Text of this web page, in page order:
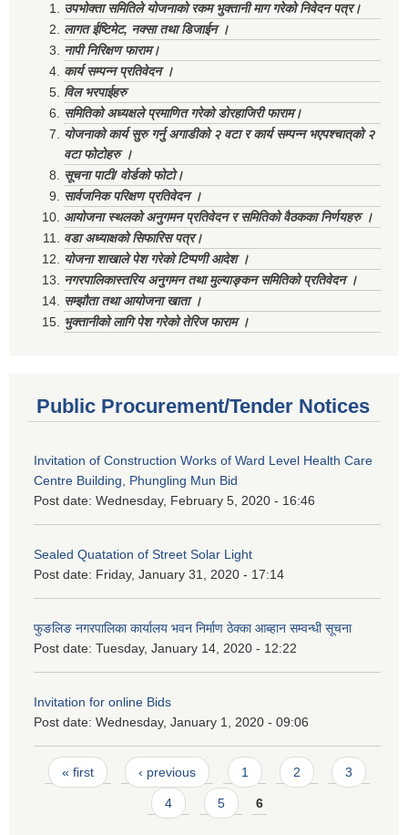
उपभोक्ता समितिले योजनाको रकम भुक्तानी माग गरेको निवेदन पत्र।
लागत ईष्टिमेट, नक्सा तथा डिजाईन ।
नापी निरिक्षण फाराम।
कार्य सम्पन्न प्रतिवेदन ।
विल भरपाईहरु
समितिको अध्यक्षले प्रमाणित गरेको डोरहाजिरी फाराम।
योजनाको कार्य सुरु गर्नु अगाडीको २ वटा र कार्य सम्पन्न भएपश्चात्‌को २
वटा फोटोहरु ।
सूचना पाटी/ वोर्डको फोटो।
सार्वजनिक परिक्षण प्रतिवेदन ।
आयोजना स्थलको अनुगमन प्रतिवेदन र समितिको वैठकका निर्णयहरु ।
वडा अध्याक्षको सिफारिस पत्र।
योजना शाखाले पेश गरेको टिप्पणी आदेश ।
नगरपालिकास्तरिय अनुगमन तथा मुल्याङ्कन समितिको प्रतिवेदन ।
सम्झौता तथा आयोजना खाता ।
भुक्तानीको लागि पेश गरेको तेरिज फाराम ।
Public Procurement/Tender Notices
Invitation of Construction Works of Ward Level Health Care
Centre Building, Phungling Mun Bid
Post date: Wednesday, February 5, 2020 - 16:46
Sealed Quatation of Street Solar Light
Post date: Friday, January 31, 2020 - 17:14
फुङलिङ नगरपालिका कार्यालय भवन निर्माण ठेक्का आब्हान सम्वन्धी सूचना
Post date: Tuesday, January 14, 2020 - 12:22
Invitation for online Bids
Post date: Wednesday, January 1, 2020 - 09:06
Pages
« first ‹ previous 1 2 3
4 5 6